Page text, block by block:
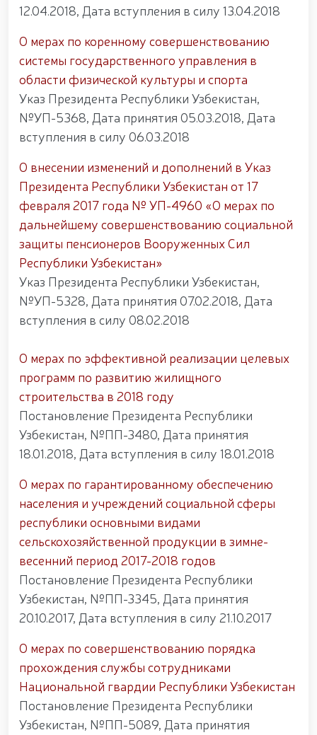
12.04.2018, Дата вступления в силу 13.04.2018
О мерах по коренному совершенствованию
системы государственного управления в
области физической культуры и спорта
Указ Президента Республики Узбекистан,
№УП-5368, Дата принятия 05.03.2018, Дата
вступления в силу 06.03.2018
О внесении изменений и дополнений в Указ
Президента Республики Узбекистан от 17
февраля 2017 года № УП-4960 «О мерах по
дальнейшему совершенствованию социальной
защиты пенсионеров Вооруженных Сил
Республики Узбекистан»
Указ Президента Республики Узбекистан,
№УП-5328, Дата принятия 07.02.2018, Дата
вступления в силу 08.02.2018
О мерах по эффективной реализации целевых
программ по развитию жилищного
строительства в 2018 году
Постановление Президента Республики
Узбекистан, №ПП-3480, Дата принятия
18.01.2018, Дата вступления в силу 18.01.2018
О мерах по гарантированному обеспечению
населения и учреждений социальной сферы
республики основными видами
сельскохозяйственной продукции в зимне-
весенний период 2017-2018 годов
Постановление Президента Республики
Узбекистан, №ПП-3345, Дата принятия
20.10.2017, Дата вступления в силу 21.10.2017
О мерах по совершенствованию порядка
прохождения службы сотрудниками
Национальной гвардии Республики Узбекистан
Постановление Президента Республики
Узбекистан, №ПП-5089, Дата принятия